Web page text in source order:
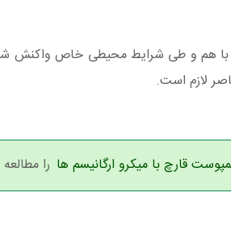
با هم و طی شرایط محیطی خاص واکنش
لازم است.
قارچ با میکرو ارگانیسم ها را